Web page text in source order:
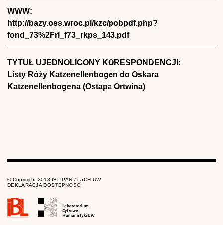
WWW:
http://bazy.oss.wroc.pl/kzc/pobpdf.php?
fond_73%2Frl_f73_rkps_143.pdf
TYTUŁ UJEDNOLICONY KORESPONDENCJI:
Listy Róży Katzenellenbogen do Oskara
Katzenellenbogena (Ostapa Ortwina)
© Copyright 2018 IBL PAN / LaCH UW.
DEKLARACJA DOSTĘPNOŚCI